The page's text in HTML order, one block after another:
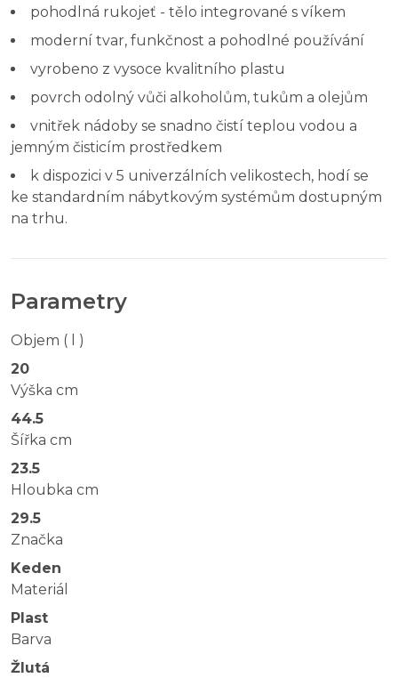
pohodlná rukojeť - tělo integrované s víkem
moderní tvar, funkčnost a pohodlné používání
vyrobeno z vysoce kvalitního plastu
povrch odolný vůči alkoholům, tukům a olejům
vnitřek nádoby se snadno čistí teplou vodou a
jemným čisticím prostředkem
k dispozici v 5 univerzálních velikostech, hodí se
ke standardním nábytkovým systémům dostupným
na trhu.
Parametry
Objem ( l )
20
Výška cm
44.5
Šířka cm
23.5
Hloubka cm
29.5
Značka
Keden
Materiál
Plast
Barva
Žlutá